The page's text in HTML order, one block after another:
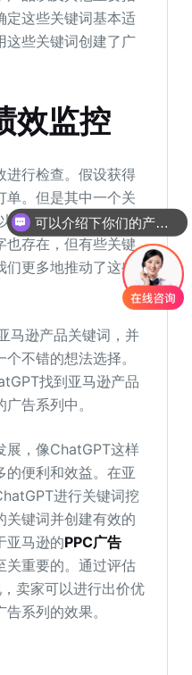
定这些关键词基本适
这些关键词创建了广
效监控
进行检查。假设获得
单。但是其中一个关
针对以上情况就需做
也存在，但有些关键
更多地推动了这些
马逊产品关键词，并
不错的想法选择。
找到亚马逊产品
告系列中。
展，像ChatGPT这样
的便利和效益。在亚
进行关键词挖
关键词并创建有效的
亚马逊的PPC广告
关重要的。通过评估
卖家可以进行出价优
系列的效果。
可以介绍下你们的产品么